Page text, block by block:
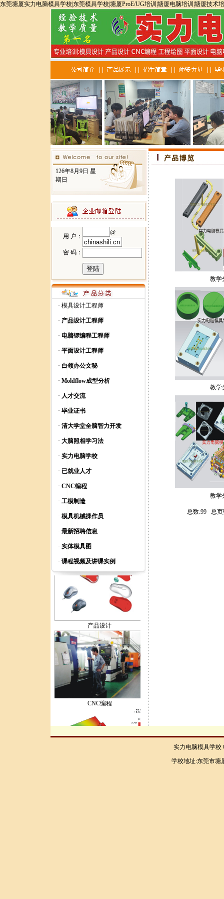
东莞塘厦实力电脑模具学校|东莞模具学校|塘厦ProE/UG培训|塘厦电脑培训|塘厦技术
126年8月9日 星
期日
用 户：
@
密 码：
· 模具设计工程师
· 产品设计工程师
· 电脑锣编程工程师
· 平面设计工程师
· 白领办公文秘
· Moldflow成型分析
· 人才交流
· 毕业证书
· 清大学堂全脑智力开发
· 大脑照相学习法
· 实力电脑学校
· 已就业人才
· CNC编程
· 工模制造
· 模具机械操作员
· 最新招聘信息
· 实体模具图
· 课程视频及讲课实例
全脑智力开发
产品设计
CNC编程
教学
教学
教学
总数:99 总
实力电脑模具学校
学校地址:东莞市塘